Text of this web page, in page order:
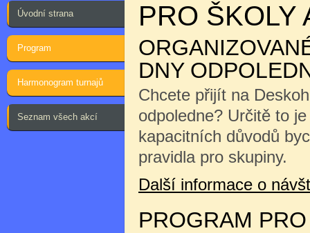
Úvodní strana
Program
Harmonogram turnajů
Seznam všech akcí
PRO ŠKOLY
DNY
Chcete přijít na
odpoledne? Určitě to
kapacitních důvodů
pravidla pro skupiny.
Další informace o
PROGRAM